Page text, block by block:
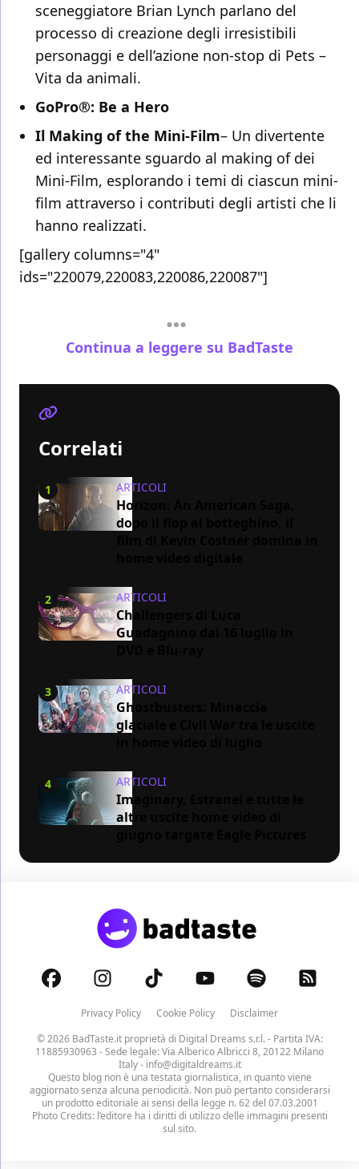
sceneggiatore Brian Lynch parlano del
processo di creazione degli irresistibili
personaggi e dell’azione non-stop di Pets –
Vita da animali.
GoPro®: Be a Hero
Il Making of the Mini-Film– Un divertente
ed interessante sguardo al making of dei
Mini-Film, esplorando i temi di ciascun mini-
film attraverso i contributi degli artisti che li
hanno realizzati.
[gallery columns="4"
ids="220079,220083,220086,220087"]
Continua a leggere su BadTaste
Correlati
1 ARTICOLI
Horizon: An American Saga,
dopo il flop al botteghino, il
2 ARTICOLI
Challengers di Luca
Guadagnino dal 16 luglio in
3 ARTICOLI
Ghostbusters: Minaccia
glaciale e Civil War tra le uscite
4 ARTICOLI
Imaginary, Estranei e tutte le
altre uscite home video di
Privacy Policy Cookie Policy
Disclaimer
© 2026 BadTaste.it proprietà di Digital Dreams s.r.l.- Partita IVA:
11885930963 - Sede legale: Via Alberico Albricci 8, 20122 Milano
Italy - info@digitaldreams.it
Questo blog non è una testata giornalistica, in quanto viene
aggiornato senza alcuna periodicità. Non può pertanto considerarsi
un prodotto editoriale ai sensi della legge n. 62 del 07.03.2001
Photo Credits: l’editore ha i diritti di utilizzo delle immagini presenti
sul sito.